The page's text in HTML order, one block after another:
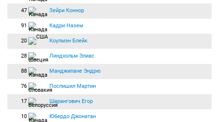
47 Зейри Коннор
91 Кадри Назем
20 Коулмэн Блейк
28 Линдхольм Элиас
88 Манджипане Эндрю
76 Поспишил Мартин
17 Шарангович Егор
10 Юбердо Джонатан